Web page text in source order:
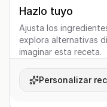
Hazlo tuyo
Ajusta los
explora alternativas
imaginar esta receta.
Personalizar